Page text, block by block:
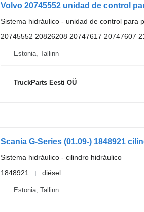
Volvo 20745552 unidad de control
Sistema hidráulico - unidad de control para
20745552 20826208 20747617 20747607
Estonia, Tallinn
TruckParts Eesti OÜ
Sistema hidráulico - cilindro hidráulico
1848921
diésel
Estonia, Tallinn